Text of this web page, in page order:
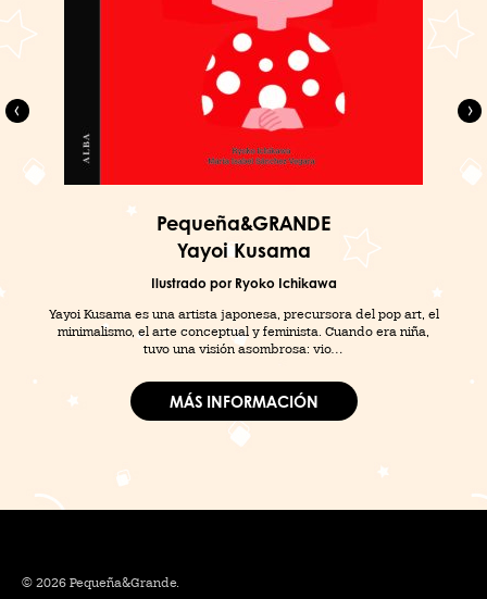
Pequeña&GRANDE
Yayoi Kusama
Ilustrado por Ryoko Ichikawa
Yayoi Kusama es una artista japonesa, precursora del pop art, el
minimalismo, el arte conceptual y feminista. Cuando era niña,
tuvo una visión asombrosa: vio…
MÁS INFORMACIÓN
© 2026 Pequeña&Grande.